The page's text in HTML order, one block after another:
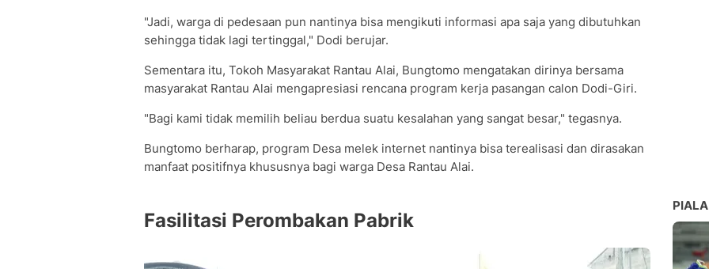
"Jadi, warga di pedesaan pun nantinya bisa mengikuti informasi apa saja yang dibutuhkan
sehingga tidak lagi tertinggal," Dodi berujar.
Sementara itu, Tokoh Masyarakat Rantau Alai, Bungtomo mengatakan dirinya bersama
masyarakat Rantau Alai mengapresiasi rencana program kerja pasangan calon Dodi-Giri.
"Bagi kami tidak memilih beliau berdua suatu kesalahan yang sangat besar," tegasnya.
Bungtomo berharap, program Desa melek internet nantinya bisa terealisasi dan dirasakan
manfaat positifnya khususnya bagi warga Desa Rantau Alai.
Fasilitasi Perombakan Pabrik